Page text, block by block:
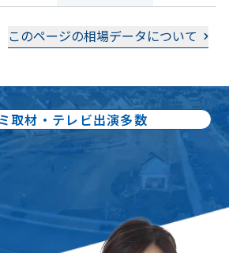
このページの相場データについて
取材・テレビ出演多数
累計80万部出版
スト